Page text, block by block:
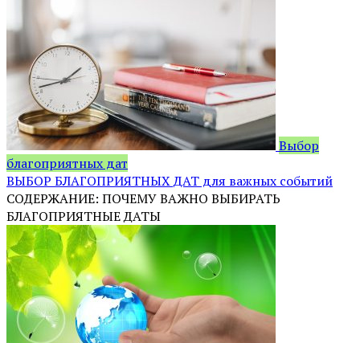
Выбор
благоприятных дат
ВЫБОР БЛАГОПРИЯТНЫХ ДАТ для важных событий
СОДЕРЖАНИЕ: ПОЧЕМУ ВАЖНО ВЫБИРАТЬ
БЛАГОПРИЯТНЫЕ ДАТЫ